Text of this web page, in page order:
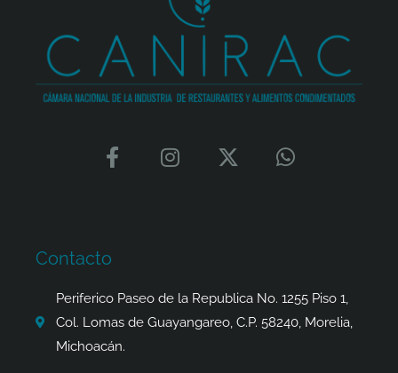
F
a
o
k
-
f
I
n
a
m
X
-
e
r
W
h
p
Contacto
Periferico Paseo de la Republica No. 1255 Piso 1,
Col. Lomas de Guayangareo, C.P. 58240, Morelia,
Michoacán.